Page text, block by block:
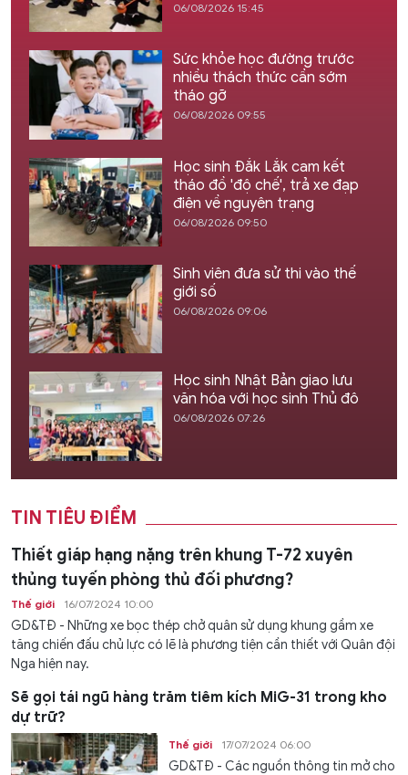
06/08/2026 15:45
Sức khỏe học đường trước
nhiều thách thức cần sớm
tháo gỡ
06/08/2026 09:55
Học sinh Đắk Lắk cam kết
tháo đồ 'độ chế', trả xe đạp
điện về nguyên trạng
06/08/2026 09:50
Sinh viên đưa sử thi vào thế
giới số
06/08/2026 09:06
Học sinh Nhật Bản giao lưu
văn hóa với học sinh Thủ đô
06/08/2026 07:26
TIN TIÊU ĐIỂM
Thiết giáp hạng nặng trên khung T-72 xuyên
thủng tuyến phòng thủ đối phương?
Thế giới 16/07/2024 10:00
GD&TĐ - Những xe bọc thép chở quân sử dụng khung gầm xe
tăng chiến đấu chủ lực có lẽ là phương tiện cần thiết với Quân đội
Nga hiện nay.
Sẽ gọi tái ngũ hàng trăm tiêm kích MiG-31 trong kho
dự trữ?
Thế giới 17/07/2024 06:00
GD&TĐ - Các nguồn thông tin mở cho